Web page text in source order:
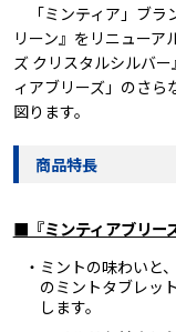
「ミンティア」ブラ
リーン』をリニュー
ズ クリスタルシルバ
ィアブリーズ」のさ
図ります。
商品特長
■『ミンティアブリー
・ミントの味わいと
のミントタブレッ
します。